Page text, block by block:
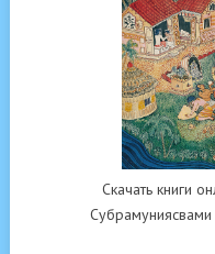
Скачать книги
Субрамуниясвами